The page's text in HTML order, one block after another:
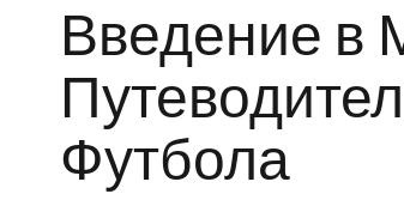
Введение в
Футбола